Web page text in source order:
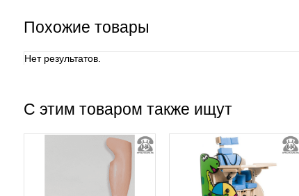
Похожие товары
Нет результатов.
С этим товаром также ищут